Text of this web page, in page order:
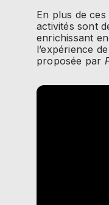
En plus de
activités sont
enrichissant
l’expérience
proposée par